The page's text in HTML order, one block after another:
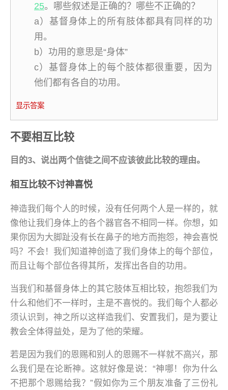
25。哪些叙述是正确的？哪些不正确的？
a）基督身体上的所有肢体都具有同样的功
用。
b）功用的意思是“身体”
c）基督身体上的每个肢体都很重要，因为
他们都有各自的功用。
显示答案
不要相互比较
目的3、说出两个信徒之间不应该彼此比较的理由。
相互比较不讨神喜悦
神造我们每个人的时候，没有任何两个人是一样的，就
像他让我们身体上的各个器官各不相同一样。你想，如
果你因为大脚趾没有长在鼻子的地方而抱怨，神会喜悦
吗？不会！我们知道神创造了我们身体上的每个部位，
而且让每个部位各得其所，发挥出各自的功用。
当我们和基督身体上的其它肢体互相比较，抱怨我们为
什么和他们不一样时，主是不喜悦的。我们每个人都必
须认识到，神之所以这样造我们、安置我们，是为要让
教会全体得益处，是为了他的荣耀。
若是因为我们的恩赐和别人的恩赐不一样就不高兴，那
么我们是在论断神。这就好像是说：“神哪！你为什么
不把那个恩赐给我？”假如你为三个朋友准备了三份礼